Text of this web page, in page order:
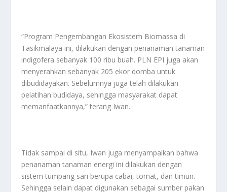
“Program Pengembangan Ekosistem Biomassa di
Tasikmalaya ini, dilakukan dengan penanaman tanaman
indigofera sebanyak 100 ribu buah. PLN EPI juga akan
menyerahkan sebanyak 205 ekor domba untuk
dibudidayakan. Sebelumnya juga telah dilakukan
pelatihan budidaya, sehingga masyarakat dapat
memanfaatkannya,” terang Iwan.
Tidak sampai di situ, Iwan juga menyampaikan bahwa
penanaman tanaman energi ini dilakukan dengan
sistem tumpang sari berupa cabai, tomat, dan timun.
Sehingga selain dapat digunakan sebagai sumber pakan